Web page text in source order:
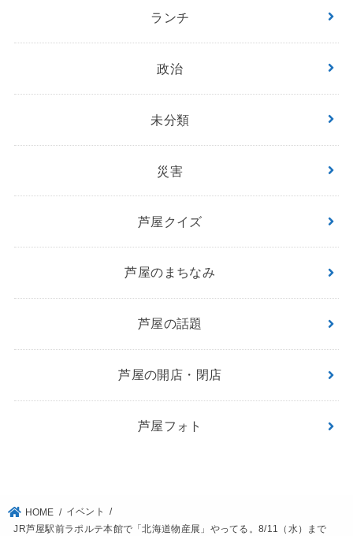
ランチ
政治
未分類
災害
芦屋クイズ
芦屋のまちなみ
芦屋の話題
芦屋の開店・閉店
芦屋フォト
HOME
イベント
JR芦屋駅前ラポルテ本館で「北海道物産展」やってる。8/11（水）まで